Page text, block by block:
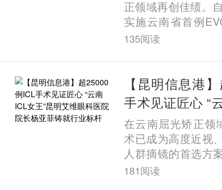
正领域再创佳绩。
实施云南省首例
植入近视手术以来
破这一数量的眼科
沿技术，为何能在
城昆明实现规模化
访发现，答案藏在
院二十六年的深耕
135阅读
【昆明信息港
手术见证匠心 “
明艾维眼科医
就行业标杆
在云南屈光矫正领
术已成为高度近视
人群摘镜的首选方
术领域的标杆人物
181阅读